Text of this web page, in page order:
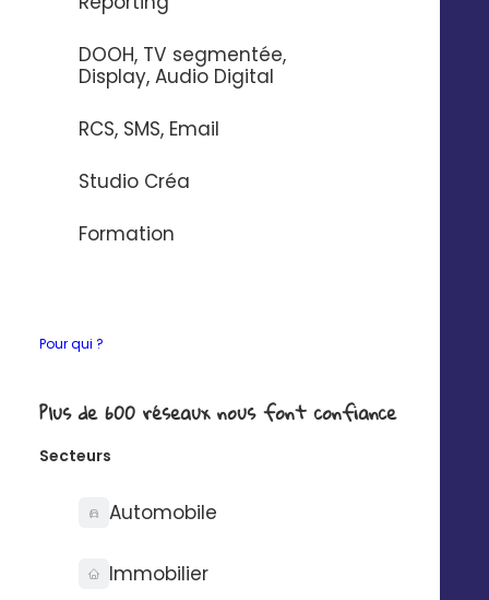
DOOH, TV segmentée,
Display, Audio Digital
RCS, SMS, Email
Studio Créa
Formation
Pour qui ?
Plus de 600 réseaux nous font confiance
Secteurs
Automobile
Immobilier
mieux !! »
Aurélien Delpy, Les demoiselles du
téléphone à Brive